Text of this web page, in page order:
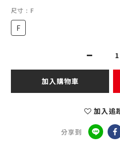
尺寸 : F
F
加入購物車
加入追
分享到